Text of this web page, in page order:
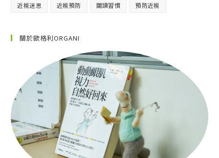
近視迷思 近視預防 閱讀習慣 預防近視
關於歐格利ORGANI